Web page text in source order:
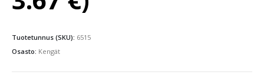
Tuotetunnus (SKU): 6515
Osasto: Kengät